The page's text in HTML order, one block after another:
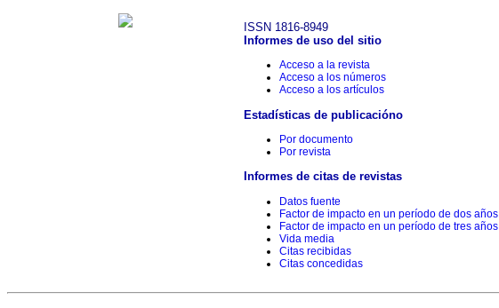
ISSN 1816-8949
Informes de uso del sitio
Acceso a la revista
Acceso a los números
Acceso a los artículos
Estadísticas de publicacióno
Por documento
Por revista
Informes de citas de revistas
Datos fuente
Factor de impacto en un período de dos años
Factor de impacto en un período de tres años
Vida media
Citas recibidas
Citas concedidas